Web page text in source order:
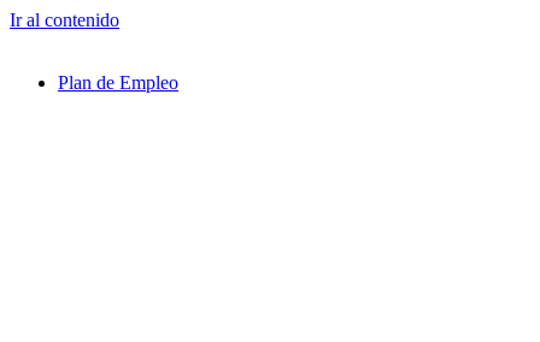
Ir al contenido
Plan de Empleo